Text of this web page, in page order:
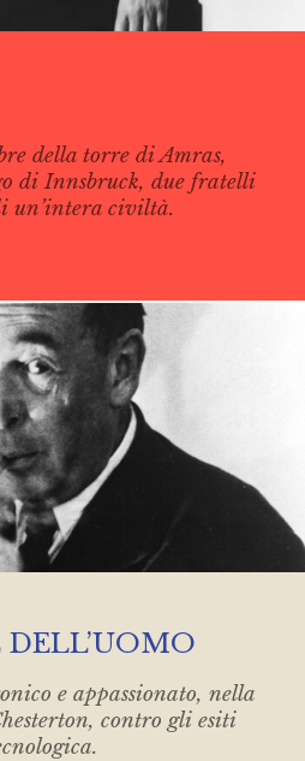
della torre di Amras,
di Innsbruck, due fratelli
un’intera civiltà.
e appassionato, nella
contro gli esiti